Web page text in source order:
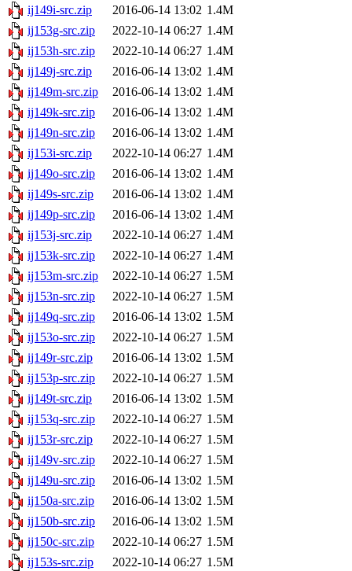
ij149i-src.zip
2016-06-14 13:02 1.4M
ij153g-src.zip
2022-10-14 06:27 1.4M
ij153h-src.zip
2022-10-14 06:27 1.4M
ij149j-src.zip
2016-06-14 13:02 1.4M
ij149m-src.zip
2016-06-14 13:02 1.4M
ij149k-src.zip
2016-06-14 13:02 1.4M
ij149n-src.zip
2016-06-14 13:02 1.4M
ij153i-src.zip
2022-10-14 06:27 1.4M
ij149o-src.zip
2016-06-14 13:02 1.4M
ij149s-src.zip
2016-06-14 13:02 1.4M
ij149p-src.zip
2016-06-14 13:02 1.4M
ij153j-src.zip
2022-10-14 06:27 1.4M
ij153k-src.zip
2022-10-14 06:27 1.4M
ij153m-src.zip
2022-10-14 06:27 1.5M
ij153n-src.zip
2022-10-14 06:27 1.5M
ij149q-src.zip
2016-06-14 13:02 1.5M
ij153o-src.zip
2022-10-14 06:27 1.5M
ij149r-src.zip
2016-06-14 13:02 1.5M
ij153p-src.zip
2022-10-14 06:27 1.5M
ij149t-src.zip
2016-06-14 13:02 1.5M
ij153q-src.zip
2022-10-14 06:27 1.5M
ij153r-src.zip
2022-10-14 06:27 1.5M
ij149v-src.zip
2022-10-14 06:27 1.5M
ij149u-src.zip
2016-06-14 13:02 1.5M
ij150a-src.zip
2016-06-14 13:02 1.5M
ij150b-src.zip
2016-06-14 13:02 1.5M
ij150c-src.zip
2022-10-14 06:27 1.5M
ij153s-src.zip
2022-10-14 06:27 1.5M